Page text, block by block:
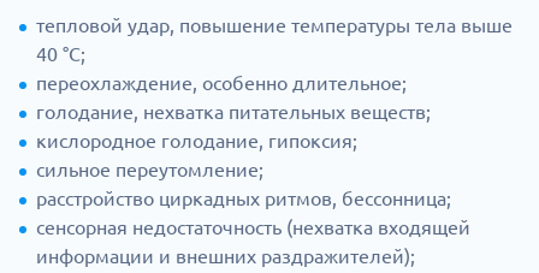
тепловой удар, повышение температуры тела выше
40 °C;
переохлаждение, особенно длительное;
голодание, нехватка питательных веществ;
кислородное голодание, гипоксия;
сильное переутомление;
расстройство циркадных ритмов, бессонница;
сенсорная недостаточность (нехватка входящей
информации и внешних раздражителей);